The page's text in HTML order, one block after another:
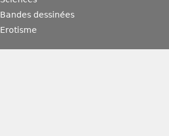
Bandes dessinées
Erotisme